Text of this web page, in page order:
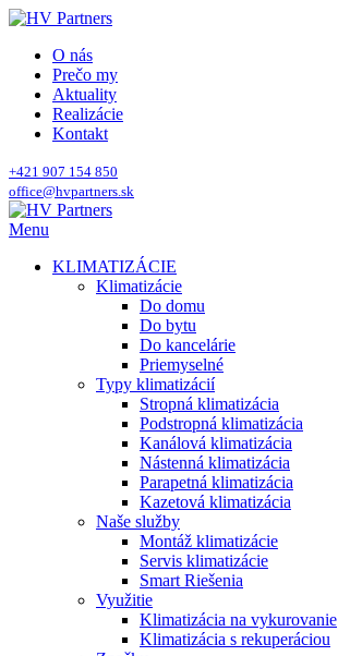
O nás
Prečo my
Aktuality
Realizácie
Kontakt
+421 907 154 850
office@hvpartners.sk
Menu
KLIMATIZÁCIE
Klimatizácie
Do domu
Do bytu
Do kancelárie
Priemyselné
Typy klimatizácií
Stropná klimatizácia
Podstropná klimatizácia
Kanálová klimatizácia
Nástenná klimatizácia
Parapetná klimatizácia
Kazetová klimatizácia
Naše služby
Montáž klimatizácie
Servis klimatizácie
Smart Riešenia
Využitie
Klimatizácia na vykurovanie
Klimatizácia s rekuperáciou